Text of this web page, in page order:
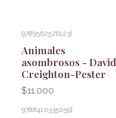
9789562576123
Animales
asombrosos - David
Creighton-Pester
$11.000
9788410335059|